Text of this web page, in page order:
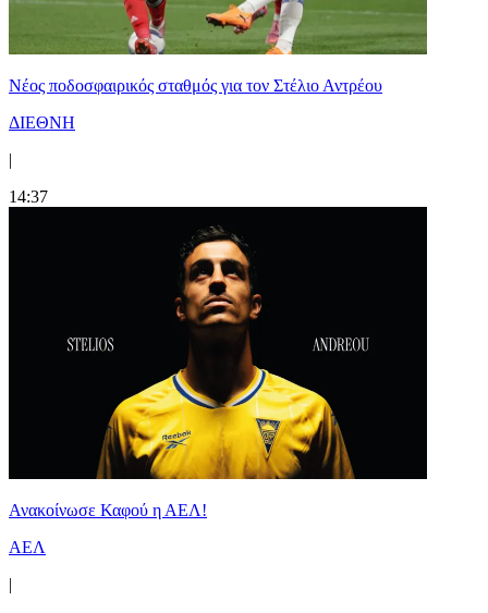
Νέος ποδοσφαιρικός σταθμός για τον Στέλιο Αντρέου
ΔΙΕΘΝΗ
|
14:37
Ανακοίνωσε Καφού η ΑΕΛ!
ΑΕΛ
|